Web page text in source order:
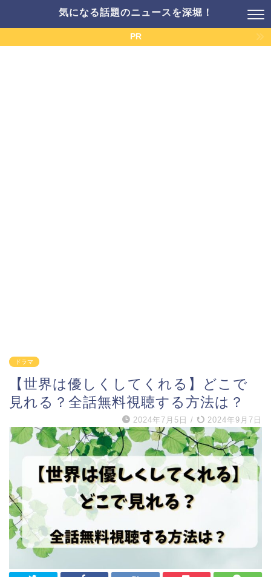
気になる話題のニュースを深堀！
PR
ドラマ
【世界は優しくしてくれる】どこで
見れる？全話無料視聴する方法は？
2024年7月5日 / 2024年9月7日